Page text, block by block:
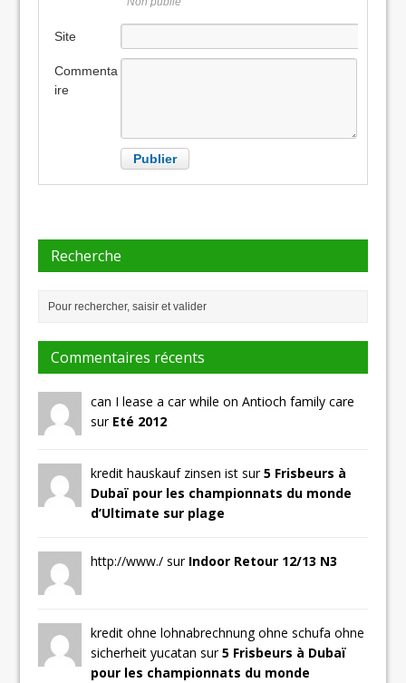
Site
Commenta
ire
Recherche
Commentaires récents
can I lease a car while on Antioch family care
sur Eté 2012
kredit hauskauf zinsen ist sur5 Frisbeurs à
Dubaï pour les championnats du monde
d’Ultimate sur plage
http://www./ sur Indoor Retour 12/13 N3
kredit ohne lohnabrechnung ohne schufa ohne
sicherheit yucatan sur5 Frisbeurs à Dubaï
pour les championnats du monde